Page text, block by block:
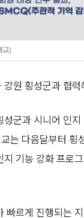
교)
강원 횡성군과 협
성군과 시니어 인
는 다음달부터 횡
기능 강화 프로
빠르게 진행되는